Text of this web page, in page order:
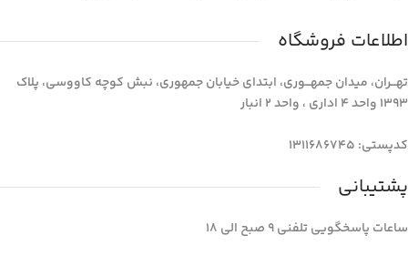
اطلاعات فروشگاه
تهـــران، میدان جمهـــوری، ابتدای خیابان جمهوری، نبش کوچه کاووسی، پلاک
1393 واحد 4 اداری ، واحد 2 انبار
کدپستی: 1311686745
پشتیبانی
ساعات پاسخگویی تلفنی 9 صبح الی 18